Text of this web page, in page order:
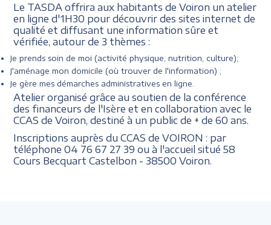
Le TASDA offrira aux habitants de Voiron un atelier
en ligne d'1H30 pour découvrir des sites internet de
qualité et diffusant une information sûre et
vérifiée, autour de 3 thèmes :
Je prends soin de moi (activité physique, nutrition, culture);
J'aménage mon domicile (où trouver de l'information) ;
Je gère mes démarches administratives en ligne.
Atelier organisé grâce au soutien de la conférence
des financeurs de l'Isère et en collaboration avec le
CCAS de Voiron, destiné à un public de + de 60 ans.
Inscriptions auprès du CCAS de VOIRON : par
téléphone 04 76 67 27 39 ou à l'accueil situé58
Cours Becquart Castelbon - 38500 Voiron.